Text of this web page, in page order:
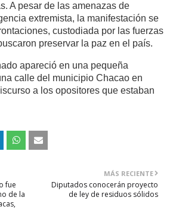
A pesar de las amenazas de
extremista, la manifestación se
custodiada por las fuerzas
preservar la paz en el país.
apareció en una pequeña
calle del municipio Chacao en
a los opositores que estaban
MÁS RECIENTE
Diputados conocerán proyecto
de ley de residuos sólidos
fue
de la